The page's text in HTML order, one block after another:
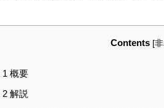
Contents [
1 概要
2 解説